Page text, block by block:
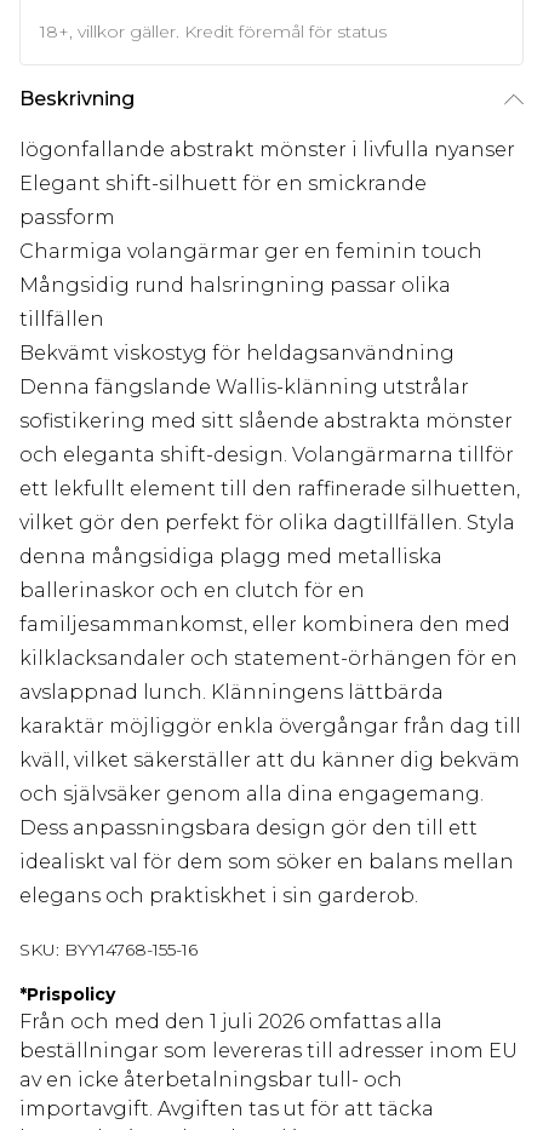
18+, villkor gäller. Kredit föremål för status
Beskrivning
Iögonfallande abstrakt mönster i livfulla nyanser
Elegant shift-silhuett för en smickrande
passform
Charmiga volangärmar ger en feminin touch
Mångsidig rund halsringning passar olika
tillfällen
Bekvämt viskostyg för heldagsanvändning
Denna fängslande Wallis-klänning utstrålar
sofistikering med sitt slående abstrakta mönster
och eleganta shift-design. Volangärmarna tillför
ett lekfullt element till den raffinerade silhuetten,
vilket gör den perfekt för olika dagtillfällen. Styla
denna mångsidiga plagg med metalliska
ballerinaskor och en clutch för en
familjesammankomst, eller kombinera den med
kilklacksandaler och statement-örhängen för en
avslappnad lunch. Klänningens lättbärda
karaktär möjliggör enkla övergångar från dag till
kväll, vilket säkerställer att du känner dig bekväm
och självsäker genom alla dina engagemang.
Dess anpassningsbara design gör den till ett
idealiskt val för dem som söker en balans mellan
elegans och praktiskhet i sin garderob.
SKU: BYY14768-155-16
*Prispolicy
Från och med den 1 juli 2026 omfattas alla
beställningar som levereras till adresser inom EU
av en icke återbetalningsbar tull- och
importavgift. Avgiften tas ut för att täcka